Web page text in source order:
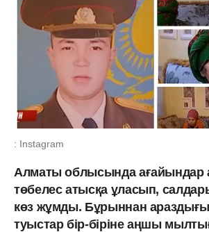
: Instagram
Алматы облысында ағайындар
төбелес атысқа ұласып,
көз жұмды. Бұрыннан
туыстар бір-біріне аңшы